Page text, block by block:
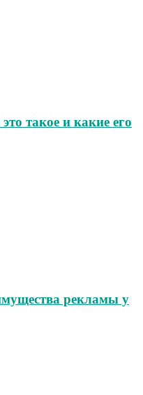
такое и какие его
рекламы у